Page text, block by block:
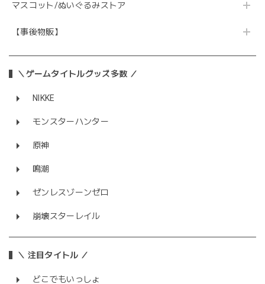
マスコット/ぬいぐるみストア
【事後物販】
＼ゲームタイトルグッズ多数 ／
NIKKE
モンスターハンター
原神
鳴潮
ゼンレスゾーンゼロ
崩壊スターレイル
＼ 注目タイトル ／
どこでもいっしょ